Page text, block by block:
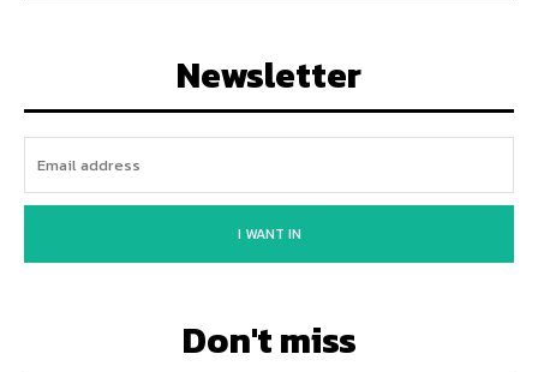
Newsletter
I WANT IN
Don't miss